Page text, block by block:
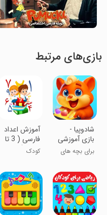
بازی‌های مرتبط
‏‏‏‏‏‏‏‏‏‏‏شادوپیا -
بازی آموزشی
کودک
برای بچه های
آموزش اعداد
فارسی ( 3 تا
6 سال)
کودک